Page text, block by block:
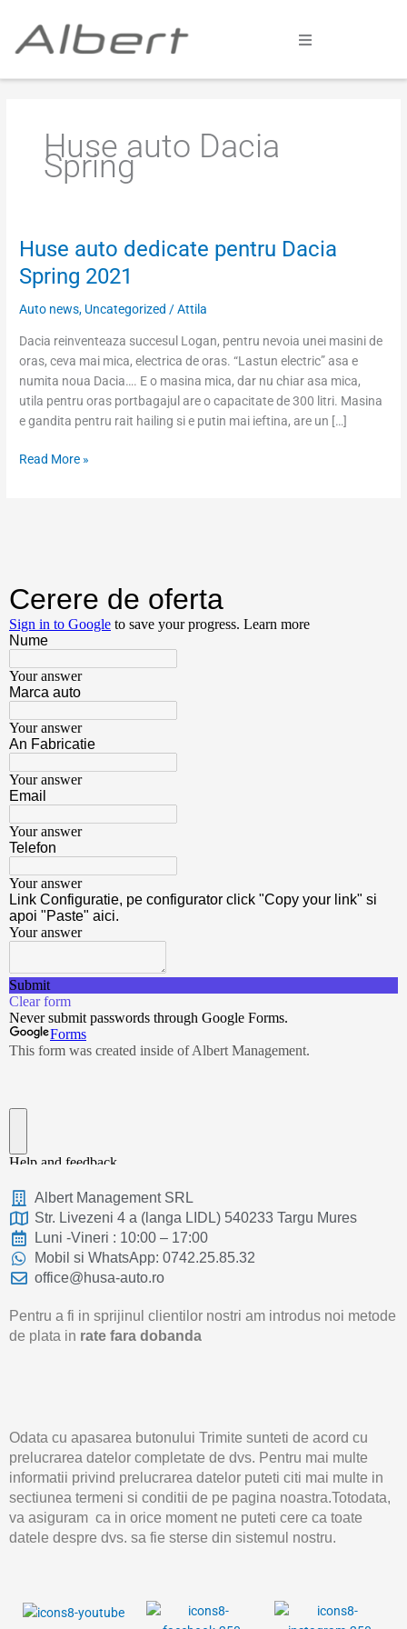
content
Home
Galerie
Cum comand
Afla mai multe
Huse auto Dacia
Spring
Huse auto dedicate pentru Dacia
Spring 2021
Auto news, Uncategorized /Attila
Dacia reinventeaza succesul Logan, pentru nevoia unei masini de
oras, ceva mai mica, electrica de oras. “Lastun electric” asa e
numita noua Dacia…. E o masina mica, dar nu chiar asa mica,
utila pentru oras portbagajul are o capacitate de 300 litri. Masina
e gandita pentru rait hailing si e putin mai ieftina, are un […]
Huse
auto
dedicate
pentru
Spring
2021
Read More »
Albert Management SRL
Str. Livezeni 4 a (langa LIDL) 540233 Targu Mures
Luni -Vineri : 10:00 – 17:00
Mobil si WhatsApp: 0742.25.85.32
office@husa-auto.ro
Pentru a fi in sprijinul clientilor nostri am introdus noi metode
de plata in rate fara dobanda
Odata cu apasarea butonului Trimite sunteti de acord cu
prelucrarea datelor completate de dvs. Pentru mai multe
informatii privind prelucrarea datelor puteti citi mai multe in
sectiunea termeni si conditii de pe pagina noastra.Totodata,
va asiguram ca in orice moment ne puteti cere ca toate
datele despre dvs. sa fie sterse din sistemul nostru.